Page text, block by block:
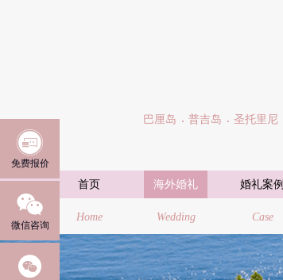
巴厘岛 普吉岛 圣托里尼
首页
Home
海外婚礼
Wedding
婚礼案例
Case

免费报价

微信咨询
